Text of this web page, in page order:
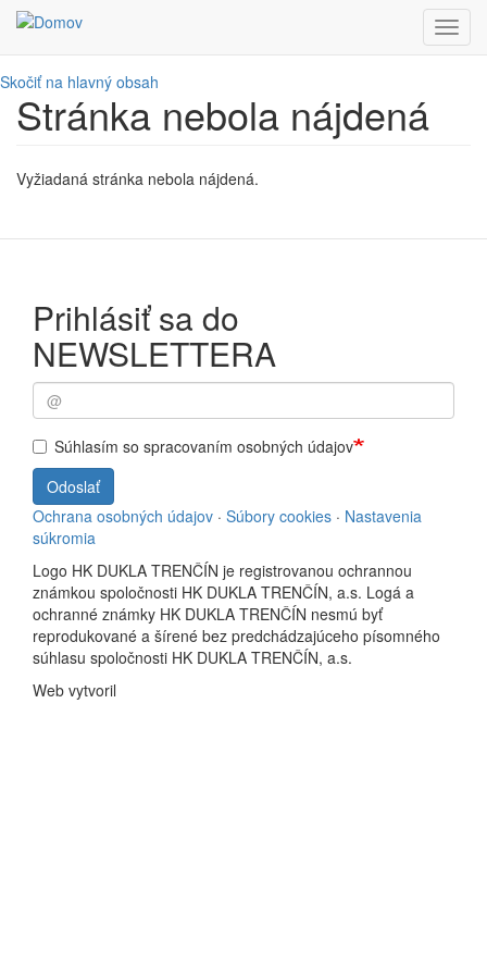
Skočiť na hlavný obsah
Stránka nebola nájdená
Vyžiadaná stránka nebola nájdená.
Prihlásiť sa do
NEWSLETTERA
Súhlasím so spracovaním osobných údajov
Odoslať
Ochrana osobných údajov · Súbory cookies · Nastavenia
súkromia
Logo HK DUKLA TRENČÍN je registrovanou ochrannou
známkou spoločnosti HK DUKLA TRENČÍN, a.s. Logá a
ochranné známky HK DUKLA TRENČÍN nesmú byť
reprodukované a šírené bez predchádzajúceho písomného
súhlasu spoločnosti HK DUKLA TRENČÍN, a.s.
Web vytvoril